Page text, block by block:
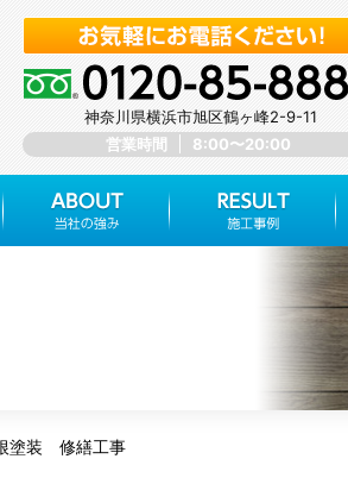
区 みらいホーム株式会社
神奈川県横浜市旭区鶴ヶ峰2-9-11
営業時間
8:00〜20:00
塗装 修繕工事